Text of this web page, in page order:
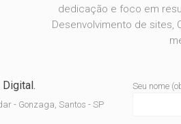
dedicação e foco em
Desenvolvimento de sites,
Digital.
- Gonzaga, Santos - SP
Seu nome